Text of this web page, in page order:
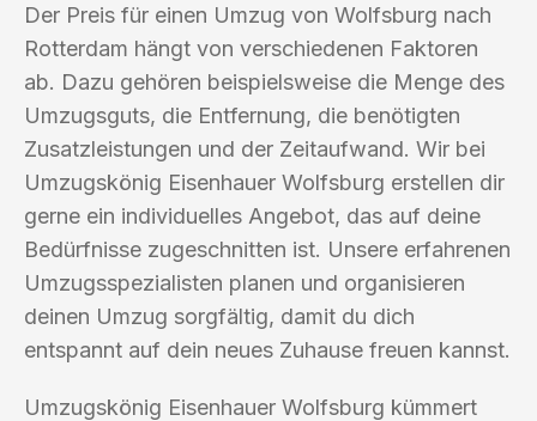
Der Preis für einen Umzug von Wolfsburg nach
Rotterdam hängt von verschiedenen Faktoren
ab. Dazu gehören beispielsweise die Menge des
Umzugsguts, die Entfernung, die benötigten
Zusatzleistungen und der Zeitaufwand. Wir bei
Umzugskönig Eisenhauer Wolfsburg erstellen dir
gerne ein individuelles Angebot, das auf deine
Bedürfnisse zugeschnitten ist. Unsere erfahrenen
Umzugsspezialisten planen und organisieren
deinen Umzug sorgfältig, damit du dich
entspannt auf dein neues Zuhause freuen kannst.
Umzugskönig Eisenhauer Wolfsburg kümmert